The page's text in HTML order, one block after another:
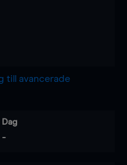
till avancerade
Dag
-